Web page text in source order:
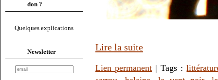
don ?
Quelques explications
Newsletter Lire la suite
Lien permanent | Tags :